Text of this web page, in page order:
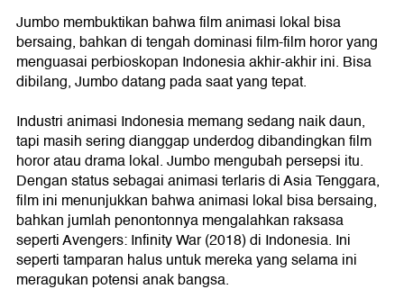
Jumbo membuktikan bahwa film animasi lokal bisa
bersaing, bahkan di tengah dominasi film-film horor yang
menguasai perbioskopan Indonesia akhir-akhir ini. Bisa
dibilang, Jumbo datang pada saat yang tepat.
Industri animasi Indonesia memang sedang naik daun,
tapi masih sering dianggap underdog dibandingkan film
horor atau drama lokal. Jumbo mengubah persepsi itu.
Dengan status sebagai animasi terlaris di Asia Tenggara,
film ini menunjukkan bahwa animasi lokal bisa bersaing,
bahkan jumlah penontonnya mengalahkan raksasa
seperti Avengers: Infinity War (2018) di Indonesia. Ini
seperti tamparan halus untuk mereka yang selama ini
meragukan potensi anak bangsa.